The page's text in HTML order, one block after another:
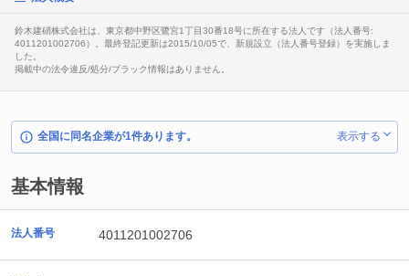
鈴木建硝株式会社は、東京都中野区鷺宮1丁目30番18号に所在する法人です（法人番号:
4011201002706）。最終登記更新は2015/10/05で、新規設立（法人番号登録）を実施しま
した。
掲載中の法令違反/処分/ブラック情報はありません。
全国に同名企業が1件あります。 表示する
基本情報
法人番号 4011201002706